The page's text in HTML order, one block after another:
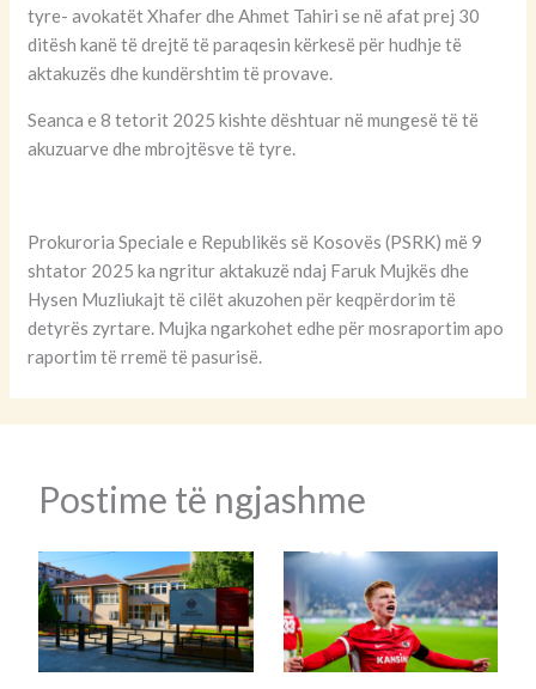
tyre- avokatët Xhafer dhe Ahmet Tahiri se në afat prej 30
ditësh kanë të drejtë të paraqesin kërkesë për hudhje të
aktakuzës dhe kundërshtim të provave.
Seanca e 8 tetorit 2025 kishte dështuar në mungesë të të
akuzuarve dhe mbrojtësve të tyre.
Prokuroria Speciale e Republikës së Kosovës (PSRK) më 9
shtator 2025 ka ngritur aktakuzë ndaj Faruk Mujkës dhe
Hysen Muzliukajt të cilët akuzohen për keqpërdorim të
detyrës zyrtare. Mujka ngarkohet edhe për mosraportim apo
raportim të rremë të pasurisë.
Postime të ngjashme